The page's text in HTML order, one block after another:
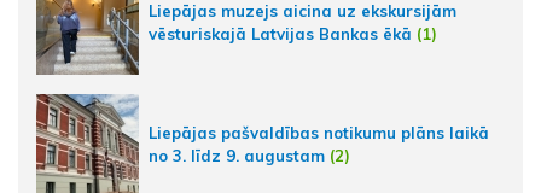
Liepājas muzejs aicina uz ekskursijām
vēsturiskajā Latvijas Bankas ēkā (1)
Liepājas pašvaldības notikumu plāns laikā
no 3. līdz 9. augustam (2)